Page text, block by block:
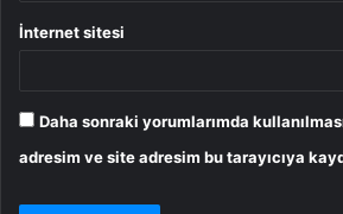
İnternet sitesi
Daha sonraki yorumlarımda
adresim ve site adresim bu tarayıcıya